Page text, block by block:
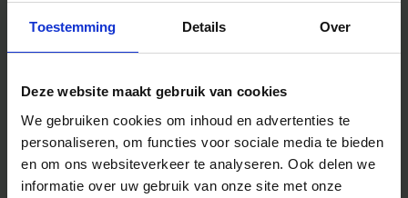
Toestemming Details Over
Deze website maakt gebruik van cookies
We gebruiken cookies om inhoud en advertenties te
personaliseren, om functies voor sociale media te bieden
en om ons websiteverkeer te analyseren. Ook delen we
informatie over uw gebruik van onze site met onze